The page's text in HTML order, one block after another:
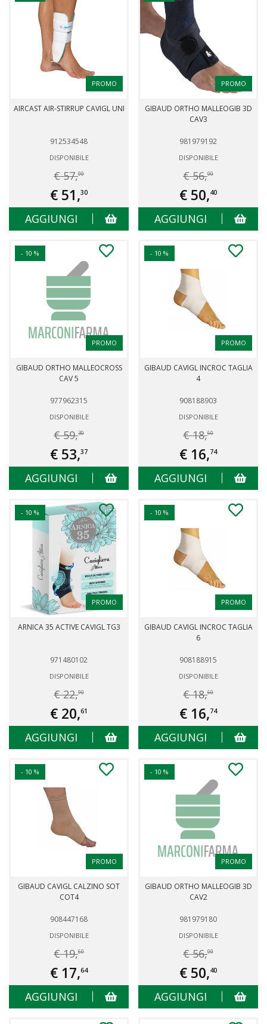
PROMO
AIRCAST AIR-STIRRUP CAVIGL UNI
912534548
DISPONIBILE
€ 57,00
€ 51,30
AGGIUNGI
PROMO
GIBAUD ORTHO MALLEOGIB 3D
CAV3
981979192
DISPONIBILE
€ 56,00
€ 50,40
AGGIUNGI
- 10 %
PROMO
GIBAUD ORTHO MALLEOCROSS
CAV 5
977962315
DISPONIBILE
€ 59,30
€ 53,37
AGGIUNGI
- 10 %
PROMO
GIBAUD CAVIGL INCROC TAGLIA
4
908188903
DISPONIBILE
€ 18,60
€ 16,74
AGGIUNGI
- 10 %
PROMO
ARNICA 35 ACTIVE CAVIGL TG3
971480102
DISPONIBILE
€ 22,90
€ 20,61
AGGIUNGI
- 10 %
PROMO
GIBAUD CAVIGL INCROC TAGLIA
6
908188915
DISPONIBILE
€ 18,60
€ 16,74
AGGIUNGI
- 10 %
PROMO
GIBAUD CAVIGL CALZINO SOT
COT4
908447168
DISPONIBILE
€ 19,60
€ 17,64
AGGIUNGI
- 10 %
PROMO
GIBAUD ORTHO MALLEOGIB 3D
CAV2
981979180
DISPONIBILE
€ 56,00
€ 50,40
AGGIUNGI